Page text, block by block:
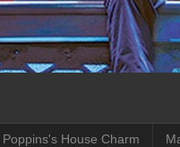
Poppins's House Charm